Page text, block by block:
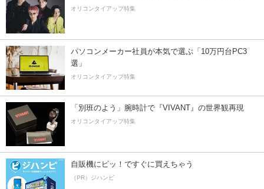
オリコンタイアップ特集
パソコンメーカー社員が本気で選ぶ「10万円台PC3
選」
オリコンタイアップ特集
「別班のよう」腕時計で『VIVANT』の世界観再現
オリコンタイアップ特集
自販機にピッ！ですぐに買えちゃう
（PR）ジハンピ